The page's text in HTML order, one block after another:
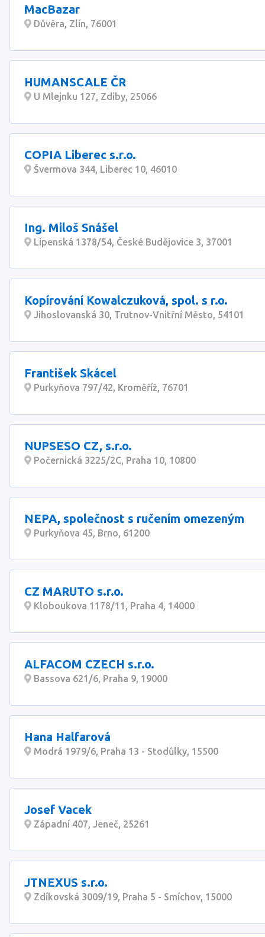
MacBazar
Důvěra, Zlín, 76001
HUMANSCALE ČR
U Mlejnku 127, Zdiby, 25066
COPIA Liberec s.r.o.
Švermova 344, Liberec 10, 46010
Ing. Miloš Snášel
Lipenská 1378/54, České Budějovice 3, 37001
Kopírování Kowalczuková, spol. s r.o.
Jihoslovanská 30, Trutnov-Vnitřní Město, 54101
František Skácel
Purkyňova 797/42, Kroměříž, 76701
NUPSESO CZ, s.r.o.
Počernická 3225/2C, Praha 10, 10800
NEPA, společnost s ručením omezeným
Purkyňova 45, Brno, 61200
CZ MARUTO s.r.o.
Kloboukova 1178/11, Praha 4, 14000
ALFACOM CZECH s.r.o.
Bassova 621/6, Praha 9, 19000
Hana Halfarová
Modrá 1979/6, Praha 13 - Stodůlky, 15500
Josef Vacek
Západní 407, Jeneč, 25261
JTNEXUS s.r.o.
Zdíkovská 3009/19, Praha 5 - Smíchov, 15000